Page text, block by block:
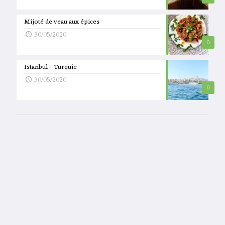
0
Mijoté de veau aux épices
30/05/2020
0
Istanbul – Turquie
30/05/2020